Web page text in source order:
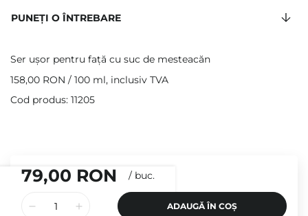
79,00 RON / buc.
ADAUGĂ ÎN COȘ
PUNEȚI O ÎNTREBARE
Ser ușor pentru față cu suc de mesteacăn
158,00 RON / 100 ml, inclusiv TVA
Cod produs: 11205